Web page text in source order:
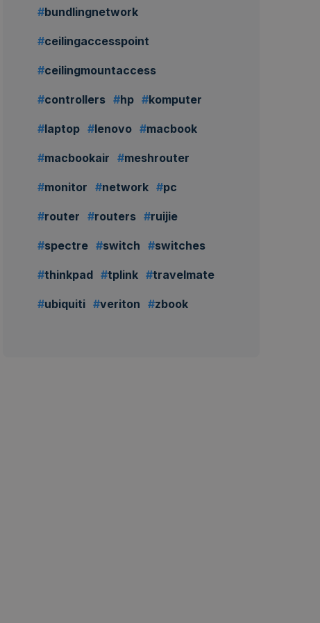
2020 - Like New - 18
719.000,00/ bulan
Ajukan
Sewa
bundlingnetwork
ceilingaccesspoint
ceilingmountaccess
controllers hp komputer
laptop lenovo macbook
macbookair meshrouter
monitor network pc
router routers ruijie
spectre switch switches
thinkpad tplink travelmate
ubiquiti veriton zbook